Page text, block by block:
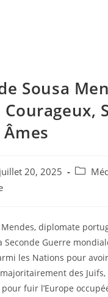
Sousa
Courageux,
juillet 20, 2025
diplomate
Seconde Guerre
les Nations pour
des
fuir l’Europe